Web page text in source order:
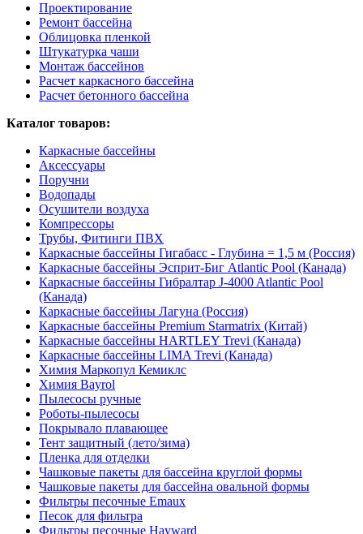
Проектирование
Ремонт бассейна
Облицовка пленкой
Штукатурка чаши
Монтаж бассейнов
Расчет каркасного бассейна
Расчет бетонного бассейна
Каталог товаров:
Каркасные бассейны
Аксессуары
Поручни
Водопады
Осушители воздуха
Компрессоры
Трубы, Фитинги ПВХ
Каркасные бассейны Гигабасс - Глубина = 1,5 м (Россия)
Каркасные бассейны Эсприт-Биг Atlantic Pool (Канада)
Каркасные бассейны Гибралтар J-4000 Atlantic Pool
(Канада)
Каркасные бассейны Лагуна (Россия)
Каркасные бассейны Premium Starmatrix (Китай)
Каркасные бассейны HARTLEY Trevi (Канада)
Каркасные бассейны LIMA Trevi (Канада)
Химия Маркопул Кемиклс
Химия Bayrol
Пылесосы ручные
Роботы-пылесосы
Покрывало плавающее
Тент защитный (лето/зима)
Пленка для отделки
Чашковые пакеты для бассейна круглой формы
Чашковые пакеты для бассейна овальной формы
Фильтры песочные Emaux
Песок для фильтра
Фильтры песочные Hayward